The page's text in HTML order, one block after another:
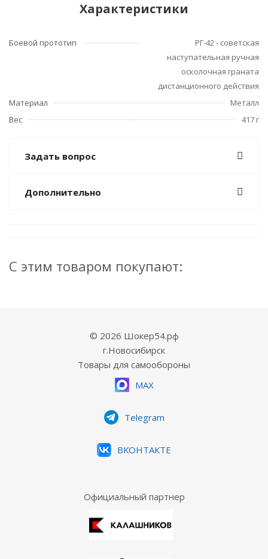
Характеристики
Боевой прототип
РГ-42 - советская
наступательная ручная
осколочная граната
дистанционного действия
Материал
Металл
Вес
417 г
Задать вопрос
Дополнительно
С этим товаром покупают:
© 2026 Шокер54.рф
г.Новосибирск
Товары для самообороны
MAX
Telegram
ВКОНТАКТЕ
Официальный партнер